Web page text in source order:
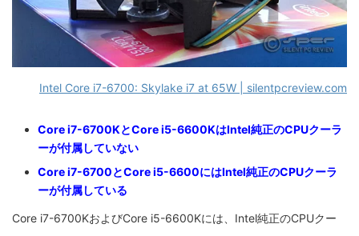
Intel Core i7-6700: Skylake i7 at 65W | silentpcreview.com
Core i7-6700KとCore i5-6600KはIntel純正のCPUクーラ
ーが付属していない
Core i7-6700とCore i5-6600にはIntel純正のCPUクーラ
ーが付属している
Core i7-6700KおよびCore i5-6600Kには、Intel純正のCPUクー